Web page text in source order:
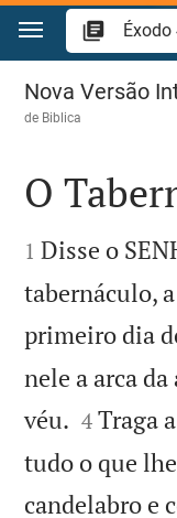
Ir para o conteúdo
Éxodo 40
Nova Versão
de Biblica

O

1 Disse o
tabernáculo,
primeiro dia
nele a arca
véu. 

4 Traga
tudo o que
candelabro e